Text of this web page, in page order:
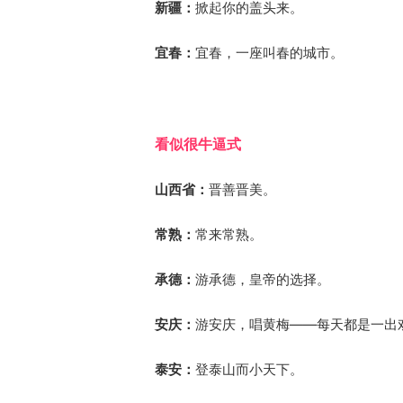
新疆： 掀起你的盖头来。
宜春： 宜春，一座叫春的城市。
看似很牛逼式
山西省： 晋善晋美。
常熟： 常来常熟。
承德： 游承德，皇帝的选择。
安庆： 游安庆，唱黄梅——每天都是一出
泰安： 登泰山而小天下。